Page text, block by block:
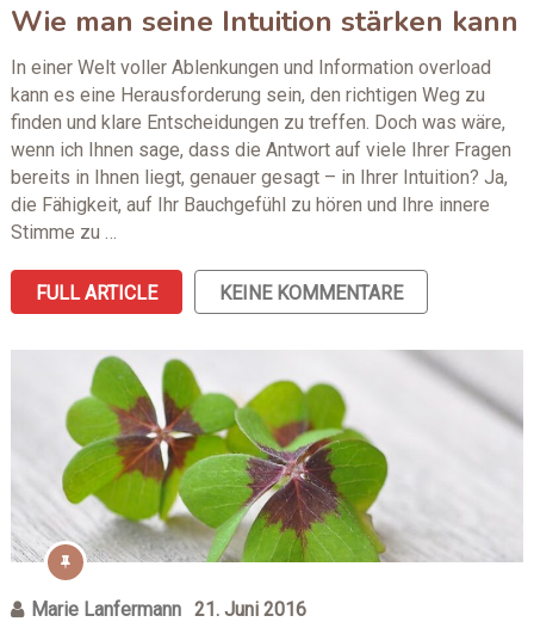
Wie man seine Intuition stärken kann
In einer Welt voller Ablenkungen und Information overload
kann es eine Herausforderung sein, den richtigen Weg zu
finden und klare Entscheidungen zu treffen. Doch was wäre,
wenn ich Ihnen sage, dass die Antwort auf viele Ihrer Fragen
bereits in Ihnen liegt, genauer gesagt – in Ihrer Intuition? Ja,
die Fähigkeit, auf Ihr Bauchgefühl zu hören und Ihre innere
Stimme zu …
FULL ARTICLE KEINE KOMMENTARE
Marie Lanfermann 21. Juni 2016